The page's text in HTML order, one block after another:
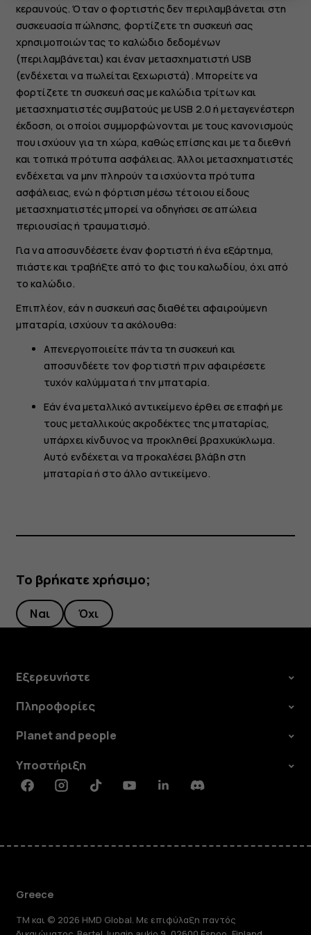
κεραυνούς. Όταν ο φορτιστής δεν περιλαμβάνεται στη
συσκευασία πώλησης, φορτίζετε τη συσκευή σας
χρησιμοποιώντας το καλώδιο δεδομένων
(περιλαμβάνεται) και έναν μετασχηματιστή USB
(ενδέχεται να πωλείται ξεχωριστά). Μπορείτε να
φορτίζετε τη συσκευή σας με καλώδια τρίτων και
μετασχηματιστές συμβατούς με USB 2.0 ή μεταγενέστερη
έκδοση, οι οποίοι συμμορφώνονται με τους κανονισμούς
που ισχύουν για τη χώρα, καθώς επίσης και με τα διεθνή
και τοπικά πρότυπα ασφάλειας. Άλλοι μετασχηματιστές
ενδέχεται να μην πληρούν τα ισχύοντα πρότυπα
ασφάλειας, ενώ η φόρτιση μέσω τέτοιου είδους
μετασχηματιστές μπορεί να οδηγήσει σε απώλεια
περιουσίας ή τραυματισμό.
Για να αποσυνδέσετε έναν φορτιστή ή ένα εξάρτημα,
πιάστε και τραβήξτε από το φις του καλωδίου, όχι από
το καλώδιο.
Επιπλέον, εάν η συσκευή σας διαθέτει αφαιρούμενη
μπαταρία, ισχύουν τα ακόλουθα:
Απενεργοποιείτε πάντα τη συσκευή και
αποσυνδέετε τον φορτιστή πριν αφαιρέσετε
τυχόν καλύμματα ή την μπαταρία.
Εάν ένα μεταλλικό αντικείμενο έρθει σε επαφή με
τους μεταλλικούς ακροδέκτες της μπαταρίας,
υπάρχει κίνδυνος να προκληθεί βραχυκύκλωμα.
Αυτό ενδέχεται να προκαλέσει βλάβη στη
μπαταρία ή στο άλλο αντικείμενο.
Το βρήκατε χρήσιμο;
Ναι Όχι
Εξερευνήστε
Πληροφορίες
Planet and people
Υποστήριξη
FacebookInstagramTiktokYoutubeLinkedinDiscord
Greece
TM και © 2026 HMD Global. Με επιφύλαξη παντός